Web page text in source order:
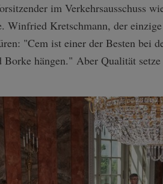
im Verkehrsausschuss
Winfried Kretschmann, der
"Cem ist einer der Besten bei
hängen." Aber Qualität